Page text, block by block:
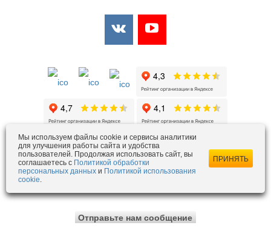
ezois@ezois-es.ru- отдел продаж
snab@ezois-es.ru- отдел комплексных поставок
Отправьте нам сообщение
Мы используем файлы cookie и сервисы аналитики
для улучшения работы сайта и удобства
пользователей. Продолжая использовать сайт, вы
соглашаетесь с Политикой обработки
персональных данных и Политикой использования
cookie.
ПРИНЯТЬ